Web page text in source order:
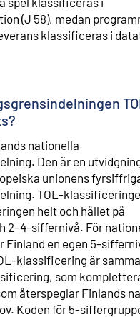
(J 58), medan
klassificeras i
nationella
Den är en
unionens
TOL-
helt och hållet på
2–4-siffernivå. För
Finland en egen 5-
klassificering är
som
återspeglar Finlands
Koden för 5-